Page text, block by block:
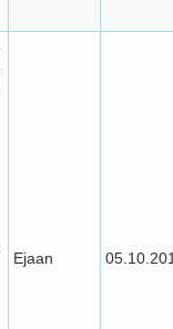
Ejaan